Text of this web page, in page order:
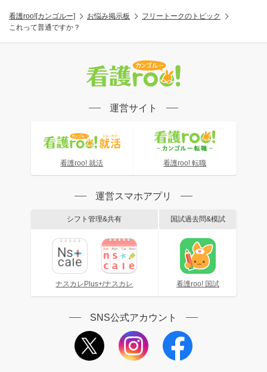
看護roo![カンゴルー] お悩み掲示板
フリートークのトピック
これって普通ですか？
運営サイト
看護roo! 就活 看護roo! 転職
運営スマホアプリ
シフト管理&共有
ナスカレPlus+/ナスカレ
国試過去問&模試
看護roo! 国試
SNS公式アカウント